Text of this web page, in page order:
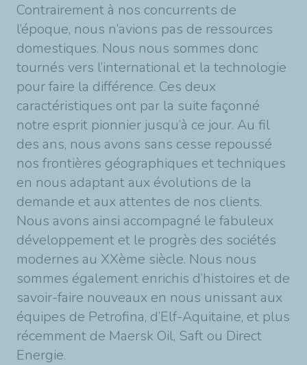
Contrairement à nos concurrents de
l’époque, nous n’avions pas de ressources
domestiques. Nous nous sommes donc
tournés vers l’international et la technologie
pour faire la différence. Ces deux
caractéristiques ont par la suite façonné
notre esprit pionnier jusqu’à ce jour. Au fil
des ans, nous avons sans cesse repoussé
nos frontières géographiques et techniques
en nous adaptant aux évolutions de la
demande et aux attentes de nos clients.
Nous avons ainsi accompagné le fabuleux
développement et le progrès des sociétés
modernes au XXème siècle. Nous nous
sommes également enrichis d’histoires et de
savoir-faire nouveaux en nous unissant aux
équipes de Petrofina, d’Elf-Aquitaine, et plus
récemment de Maersk Oil, Saft ou Direct
Energie.